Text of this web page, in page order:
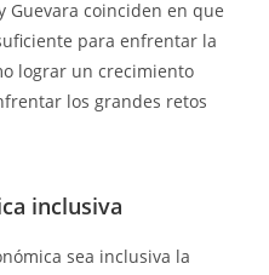
Guevara coinciden en que
para enfrentar la
lograr un crecimiento
los grandes retos
inclusiva
sea inclusiva la